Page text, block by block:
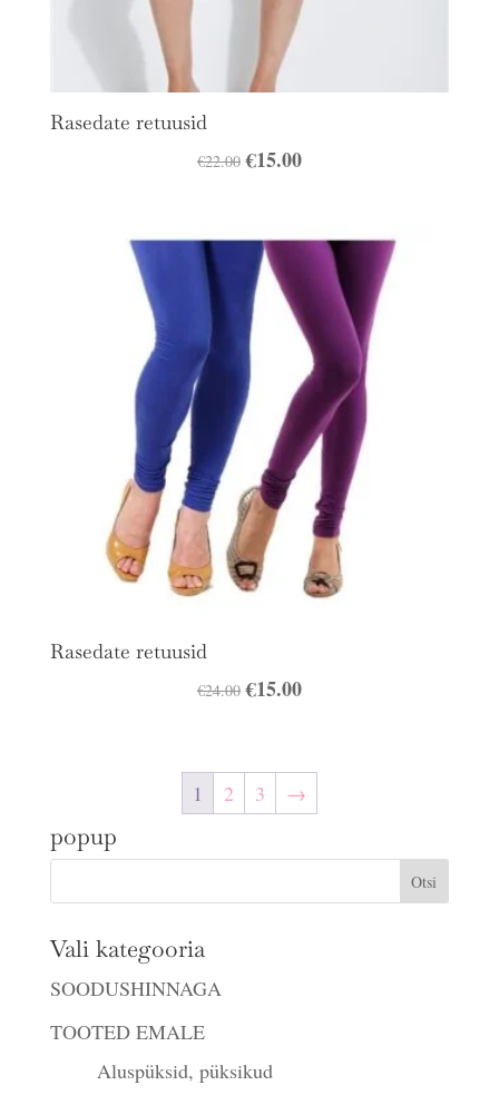
Rasedate retuusid
€22.00 Algne
€22.00.
€15.00Praegune
€15.00.
Rasedate retuusid
€24.00 Algne
€24.00.
€15.00Praegune
€15.00.
1 2 3 →
popup
Vali kategooria
SOODUSHINNAGA
TOOTED EMALE
Aluspüksid, püksikud